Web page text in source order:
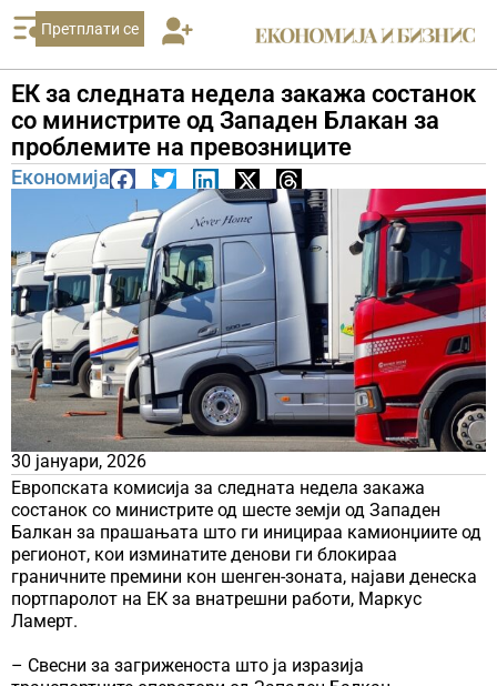
Претплати се
ЕК за следната недела закажа состанок
со министрите од Западен Блакан за
проблемите на превозниците
Економија
30 јануари, 2026
Европската комисија за следната недела закажа
состанок со министрите од шесте земји од Западен
Балкан за прашањата што ги иницираа камионџиите од
регионот, кои изминатите денови ги блокираа
граничните премини кон шенген-зоната, најави денеска
портпаролот на ЕК за внатрешни работи, Маркус
Ламерт.
– Свесни за загриженоста што ја изразија